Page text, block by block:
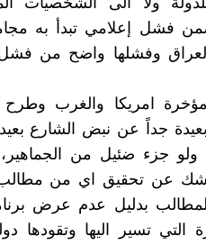
فشل إعلامي تبدأ به
وفشلها واضح من فشل
امريكا والغرب وطرح
بعيدة جداً عن نبض الشارع
ولو جزء ضئيل من
عن تحقيق اي من
المطالب بدليل عدم عرض
التي تسير اليها وتقودها